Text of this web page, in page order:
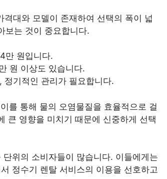
대와 모델이 존재하여 선택의 폭이 넓
보는 것이 중요합니다.
만 원입니다.
원 이상도 있습니다.
기적인 관리가 필요합니다.
를 통해 물의 오염물질을 효율적으로 걸
큰 영향을 미치기 때문에 신중하게 선택
위의 소비자들이 많습니다. 이들에게는
정수기 렌탈 서비스의 이용을 선호하고